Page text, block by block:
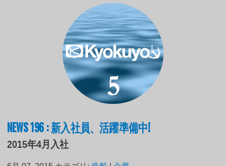
NEWS 196 : 新入社員、活躍準備中!
2015年4月入社